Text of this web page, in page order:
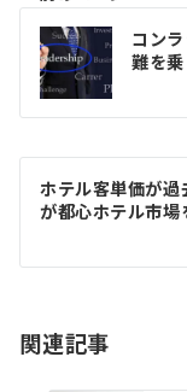
投
稿
ナ
ビ
ゲ
ー
シ
ン
コン
難を
ホテル客単価が
が都心ホテル市場
関連記事